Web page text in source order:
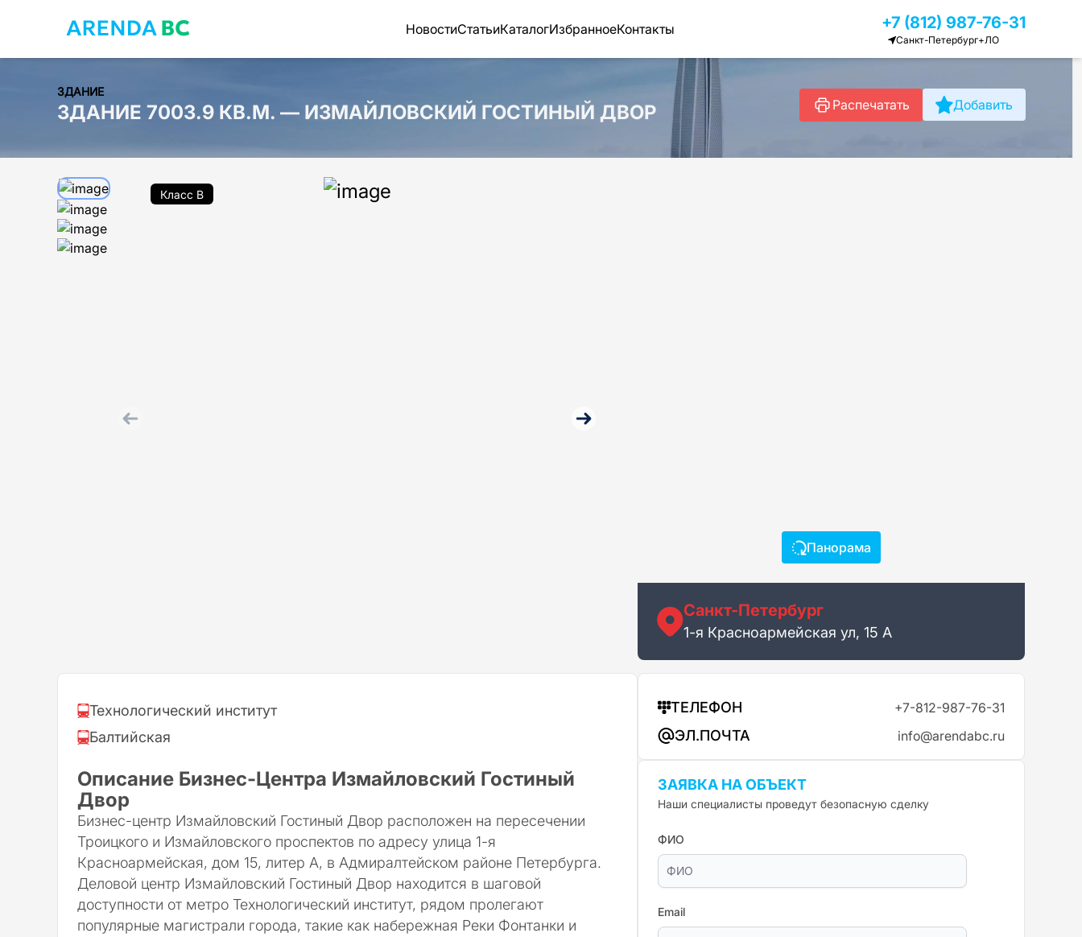
НовостиСтатьиКаталогИзбранноеКонтакты +7 (812) 987-76-31
Санкт-Петербург+ЛО
ЗДАНИЕ
ЗДАНИЕ 7003.9 КВ.М. — ИЗМАЙЛОВСКИЙ ГОСТИНЫЙ ДВОР Распечатать Добавить
Класс B
Технологический институт
Балтийская
Описание Бизнес-Центра Измайловский Гостиный
Двор
Бизнес-центр Измайловский Гостиный Двор расположен на пересечении
Троицкого и Измайловского проспектов по адресу улица 1-я
Красноармейская, дом 15, литер А, в Адмиралтейском районе Петербурга.
Деловой центр Измайловский Гостиный Двор находится в шаговой
доступности от метро Технологический институт, рядом пролегают
популярные магистрали города, такие как набережная Реки Фонтанки и
Панорама
Санкт-Петербург
1-я Красноармейская ул, 15 А
ТЕЛЕФОН +7-812-987-76-31
ЭЛ.ПОЧТА info@arendabc.ru
ЗАЯВКА НА ОБЪЕКТ
Наши специалисты проведут безопасную сделку
ФИО
Email